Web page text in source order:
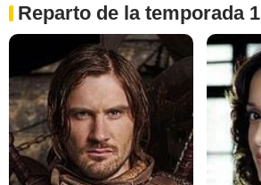
Reparto de la temporada 1